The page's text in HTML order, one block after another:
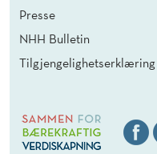
Presse
NHH Bulletin
Tilgjengelighetserklæring